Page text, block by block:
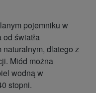
pojemniku w
światła
naturalnym, dlatego z
Miód można
wodną w
stopni.